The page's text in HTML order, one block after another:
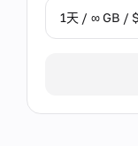
1天 / ∞ GB /